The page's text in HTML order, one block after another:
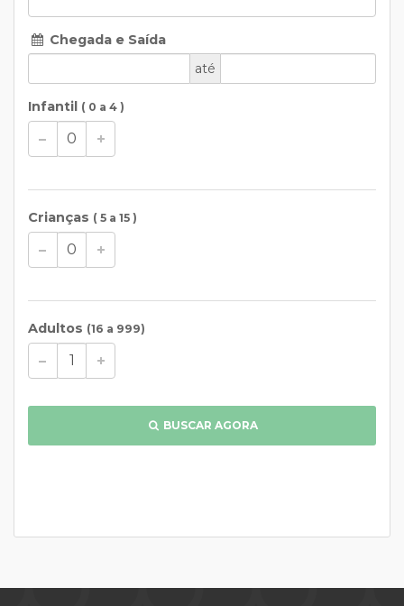
Chegada e Saída
até
Infantil ( 0 a 4 )
Crianças ( 5 a 15 )
Adultos (16 a 999)
BUSCAR AGORA